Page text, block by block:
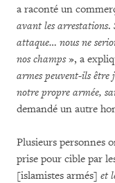
a raconté un
avant les arrestations.
attaque… nous ne
nos champs», a
armes peuvent-ils être
notre propre armée,
demandé un autre
Plusieurs personnes
prise pour cible par
[islamistes armés] et